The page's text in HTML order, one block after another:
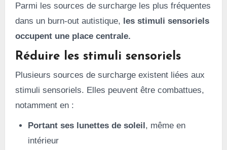
Parmi les sources de surcharge les plus fréquentes
dans un burn-out autistique, les stimuli sensoriels
occupent une place centrale.
Réduire les stimuli sensoriels
Plusieurs sources de surcharge existent liées aux
stimuli sensoriels. Elles peuvent être combattues,
notamment en :
Portant ses lunettes de soleil , même en
intérieur